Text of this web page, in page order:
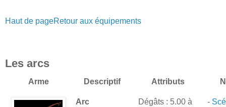
Haut de pageRetour aux équipements
Les arcs
Arme Descriptif Attributs
Arc
Dégâts : 5.00 à
-